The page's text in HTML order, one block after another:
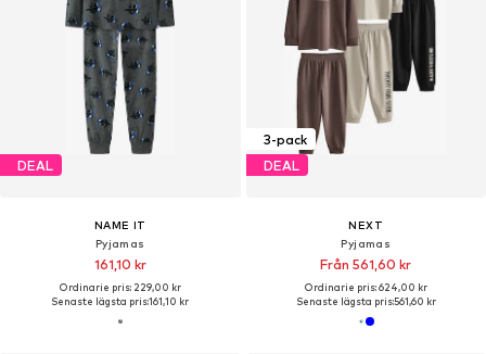
DEAL
NAME IT
Pyjamas
161,10 kr
Ordinarie pris: 229,00 kr
Senaste lägsta pris:161,10 kr
3-pack
DEAL
NEXT
Pyjamas
Från 561,60 kr
Ordinarie pris: 624,00 kr
Senaste lägsta pris:561,60 kr